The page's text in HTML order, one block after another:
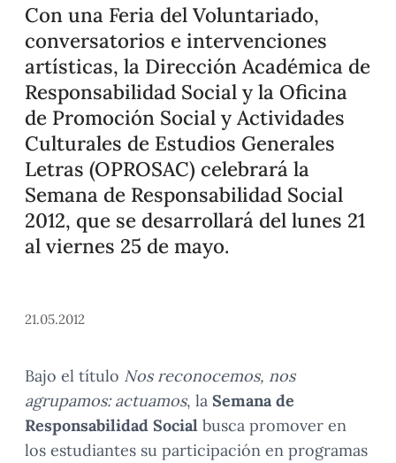
Con una Feria del Voluntariado,
conversatorios e intervenciones
artísticas, la Dirección Académica de
Responsabilidad Social y la Oficina
de Promoción Social y Actividades
Culturales de Estudios Generales
Letras (OPROSAC) celebrará la
Semana de Responsabilidad Social
2012, que se desarrollará del lunes 21
al viernes 25 de mayo.
21.05.2012
Bajo el título Nos reconocemos, nos
agrupamos: actuamos, la Semana de
Responsabilidad Social busca promover en
los estudiantes su participación en programas